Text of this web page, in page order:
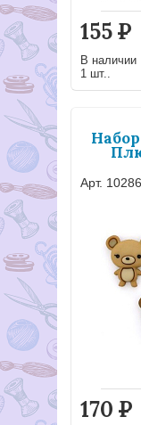
155Р
В наличии
1 шт..
Арт. 10286
170 Р